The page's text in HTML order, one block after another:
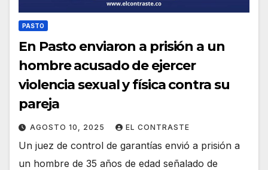
PASTO
En Pasto enviaron a prisión a un
hombre acusado de ejercer
violencia sexual y física contra su
pareja
AGOSTO 10, 2025 EL CONTRASTE
Un juez de control de garantías envió a prisión a
un hombre de 35 años de edad señalado de